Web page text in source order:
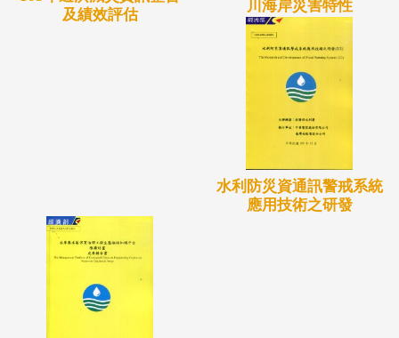
得許多地區之地下水受到超量使用，並產生地層下陷
災害，造成水土資源相當大的損失。而大部分嚴重地
層下陷區位於沿海地區，其因地勢低漥、排水不良問
題嚴重，加上地區地層下陷嚴重，使得每逢暴雨，排
水設施來不及宣洩過大的雨水，而釀成淹水災害。
排水區減洪措施與生態產業整合經營之研究」、「雲
林南部嚴重地層下陷地區國土復育及利用」、「嘉義
沿海地區國土復育及永續發展規劃」、「易淹水地區
水患治理計畫」、「台灣嚴重地層下陷地區之國土復
育促進地區範圍劃設」等許多規劃工程。
及績效評估
川海岸災害特性
水利防災資通訊警戒系統
應用技術之研發